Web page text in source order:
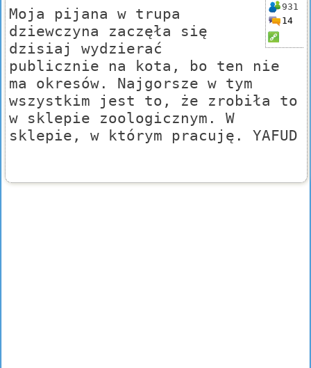
931
14
Moja pijana w trupa
dziewczyna zaczęła się
dzisiaj wydzierać
publicznie na kota, bo ten nie
ma okresów. Najgorsze w tym
wszystkim jest to, że zrobiła to
w sklepie zoologicznym. W
sklepie, w którym pracuję. YAFUD